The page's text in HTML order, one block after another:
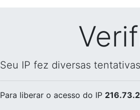
Seu IP fez diversas
Para liberar o acesso do IP